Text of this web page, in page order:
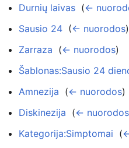
Durnių laivas (←
Sausio 24 (← nuorodos)
Zarraza (← nuorodos)
Šablonas:Sausio 24
Amnezija (← nuorodos)
Diskinezija (← nuorodos
Kategorija:Simptomai (